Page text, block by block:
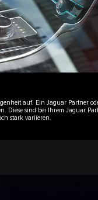
auf. Ein Jaguar Partner
sind bei Ihrem Jaguar
stark variieren.